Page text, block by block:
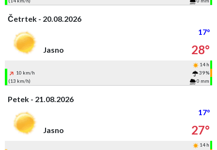
Četrtek - 20.08.2026
17°
Jasno
28°
14 h
10 km/h
39 %
(13 km/h)
0 mm
Petek - 21.08.2026
17°
Jasno
27°
14 h